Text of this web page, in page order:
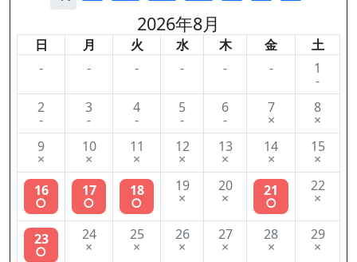
2026年8月
日 月 火 水 木 金
土
-
- - - - - 1
-
2
-
3
-
4
-
5
-
6
-
7
×
8
×
9
×
10
×
11
×
12
×
13
×
14
×
15
×
16
○
17
○
18
○
19
×
20
× 21
○
22
×
23
○
24
×
25
×
26
×
27
×
28
×
29
×